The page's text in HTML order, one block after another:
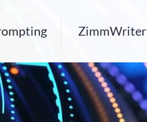
ZimmWriter